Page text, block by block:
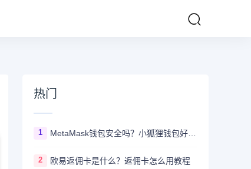
热门
1 MetaMask钱包安全吗？小狐狸钱包好用吗？
2 欧易返佣卡是什么？返佣卡怎么用教程